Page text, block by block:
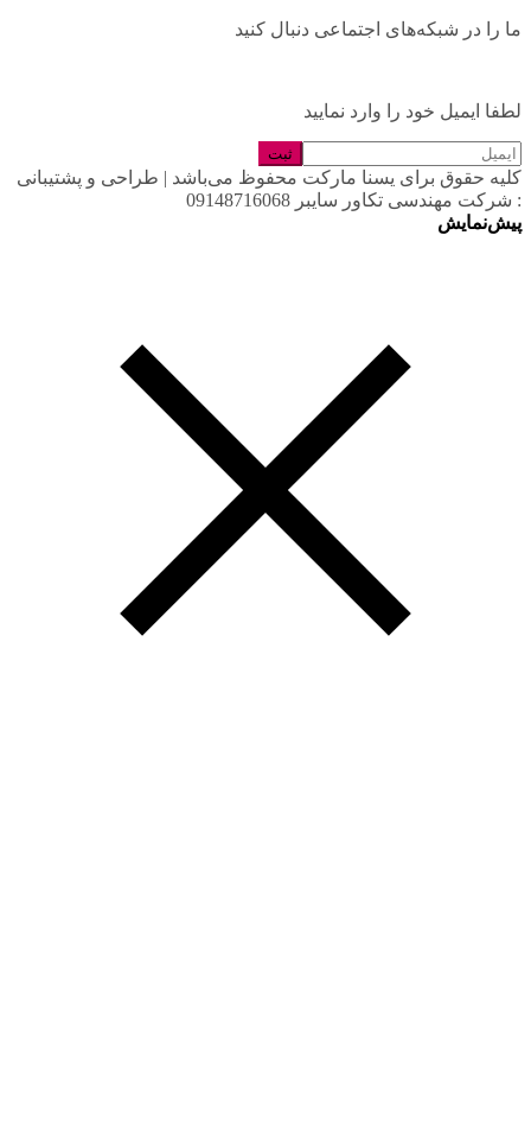
ما را در شبکه‌های اجتماعی دنبال کنید
لطفا ایمیل خود را وارد نمایید
کلیه حقوق برای یسنا مارکت محفوظ می‌باشد | طراحی و پشتیبانی
: شرکت مهندسی تکاور سایبر 09148716068
پیش‌نمایش